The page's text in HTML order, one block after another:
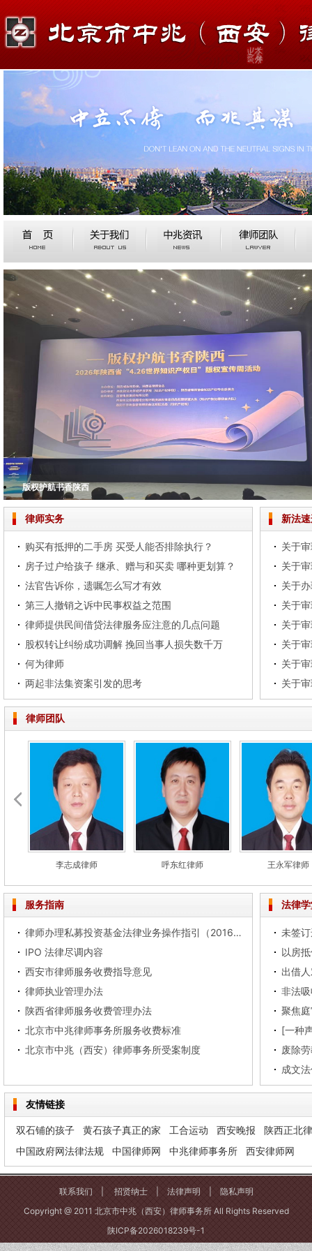
夯实民商事法律根基 助推法律服务提质增效——我所举办专题业务培训
版权护航书香陕西
腊味满廊棚 安昌醉年味
铭记历史，担当使命——北京市中兆（西安）律师事务所共观抗战胜利80周年
北京市中兆（西安）律师事务所2024年度总结大会圆满落幕
律师实务
购买有抵押的二手房 买受人能否排除执行？
房子过户给孩子 继承、赠与和买卖 哪种更划算？
法官告诉你，遗嘱怎么写才有效
第三人撤销之诉中民事权益之范围
律师提供民间借贷法律服务应注意的几点问题
股权转让纠纷成功调解 挽回当事人损失数千万
何为律师
两起非法集资案引发的思考
新法
关于
律师团队
李志成律师 呼东红律师 王永军律师
服务指南
律师办理私募投资基金法律业务操作指引（2016试行）
IPO 法律尽调内容
西安市律师服务收费指导意见
律师执业管理办法
陕西省律师服务收费管理办法
北京市中兆律师事务所服务收费标准
北京市中兆（西安）律师事务所受案制度
法律
未签
出借
非法
聚焦
废除
成文
友情链接
双石铺的孩子 黄石孩子真正的家 工合运动 西安晚报
陕西正北
中国政府网法律法规
中国律师网 中兆律师事务所 西安律师网
联系我们 招贤纳士| 法律声明
隐私声明
Copyright @ 2011 北京市中兆（西安）律师事务所 All Rights Reserved
陕ICP备2026018239号-1